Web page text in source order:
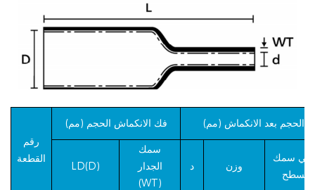
رقم
القطعة
فك الانكماش الحجم (مم) الحجم بعد الانكماش (مم)
LD(D)
سمك
الجدار
(WT)
د وزن
سمك
السطح